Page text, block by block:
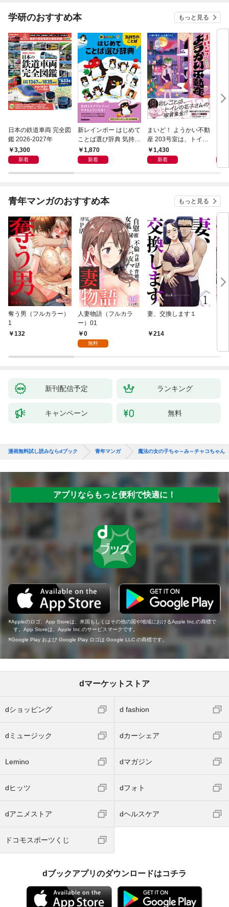
学研のおすすめ本 もっと見る
日本の鉄道車両 完全図
鑑 2026-2027年
3,300
新着
新レインボー はじめて
ことば選び辞典 気持ち
のことば
1,870
新着
まいど！ ようかい不動
産 203号室は、トイレ
の花子さんの部屋？
1,430
新着
青年マンガのおすすめ本 もっと見る
奪う男（フルカラー）
1
132
人妻物語（フルカラ
ー）01
0
無料
妻、交換します１
214
な
新刊配信予定 ランキング
キャンペーン 無料
漫画無料試し読みならdブック 青年マンガ 魔法の女の子ちゃ～み～チャコちゃん
アプリならもっと便利で快適に！
Appleのロゴ、App Storeは、米国もしくはその他の国や地域におけるApple Inc.の商標で
す。App Storeは、Apple Inc.のサービスマークです。
Google Play および Google Play ロゴは Google LLC の商標です。
dマーケットストア
dショッピング d fashion
dミュージック dカーシェア
Lemino dマガジン
dヒッツ dフォト
dアニメストア dヘルスケア
ドコモスポーツくじ
dブックアプリのダウンロードはコチラ